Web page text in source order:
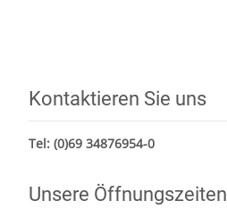
Kontaktieren Sie uns
Tel: (0)69 34876954-0
Unsere Öffnungszeiten